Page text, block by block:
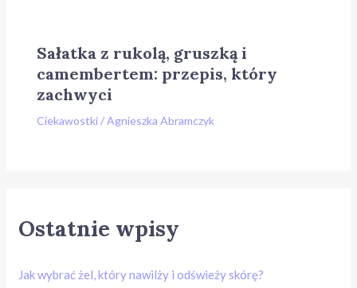
Sałatka z rukolą, gruszką i
camembertem: przepis, który
zachwyci
Ciekawostki/Agnieszka Abramczyk
Ostatnie wpisy
Jak wybrać żel, który nawilży i odświeży skórę?